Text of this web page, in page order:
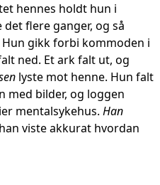
hennes holdt hun i
flere ganger, og så
gikk forbi kommoden i
ned. Et ark falt ut, og
lyste mot henne. Hun falt
med bilder, og loggen
mentalsykehus. Han
viste akkurat hvordan